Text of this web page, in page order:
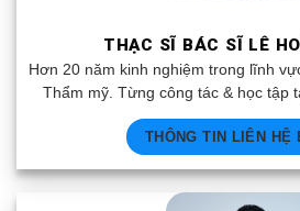
THẠC SĨ BÁC SĨ LÊ
Hơn 20 năm kinh nghiệm trong lĩnh
Thẩm mỹ. Từng công tác & học tập
THÔNG TIN LIÊN HỆ